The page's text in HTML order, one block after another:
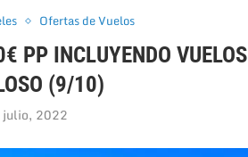
Ofertas de Vuelos
PP INCLUYENDO
(9/10)
2022